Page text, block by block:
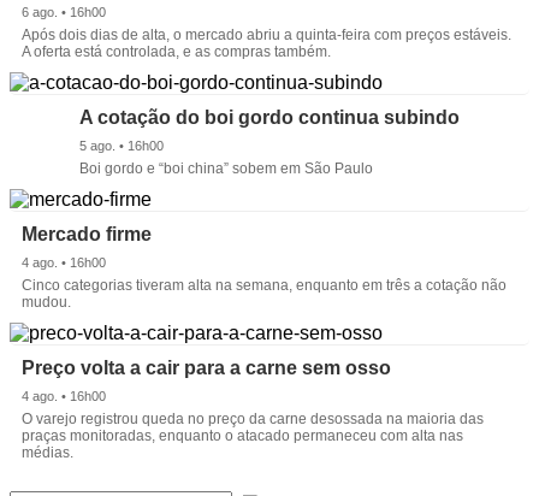
6 ago. • 16h00
Após dois dias de alta, o mercado abriu a quinta-feira com preços estáveis.
A oferta está controlada, e as compras também.
A cotação do boi gordo continua subindo
5 ago. • 16h00
Boi gordo e “boi china” sobem em São Paulo
Mercado firme
4 ago. • 16h00
Cinco categorias tiveram alta na semana, enquanto em três a cotação não
mudou.
Preço volta a cair para a carne sem osso
4 ago. • 16h00
O varejo registrou queda no preço da carne desossada na maioria das
praças monitoradas, enquanto o atacado permaneceu com alta nas
médias.